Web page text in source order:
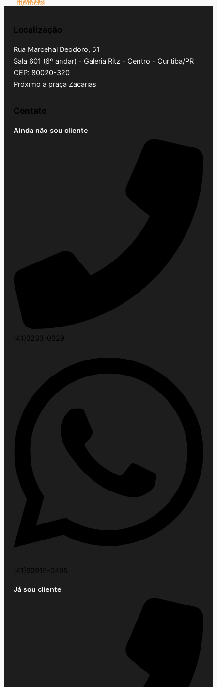
Localização
Rua Marcehal Deodoro, 51
Sala 601 (6º andar) - Galeria Ritz - Centro - Curitiba/PR
CEP: 80020-320
Próximo a praça Zacarias
Contato
Ainda não sou cliente
(41)3233-0329
(41)99915-0495
Já sou cliente